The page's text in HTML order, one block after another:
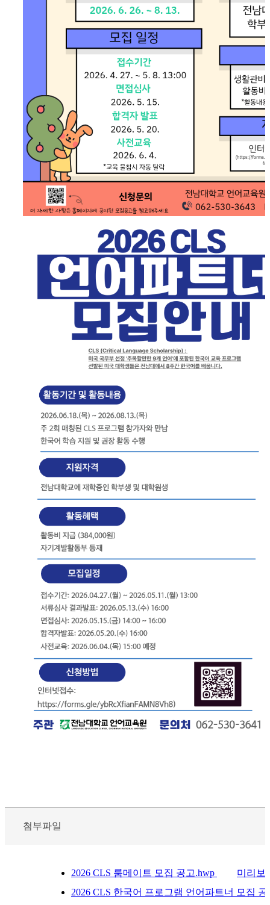
첨부파일
2026 CLS 룸메이트 모집 공고.hwp
미리보
2026 CLS 한국어 프로그램 언어파트너 모집 공